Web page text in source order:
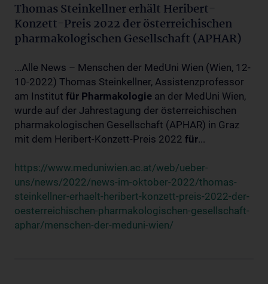
Thomas Steinkellner erhält Heribert-
Konzett-Preis 2022 der österreichischen
pharmakologischen Gesellschaft (APHAR)
...Alle News – Menschen der MedUni Wien (Wien, 12-
10-2022) Thomas Steinkellner, Assistenzprofessor
am Institut für Pharmakologie an der MedUni Wien,
wurde auf der Jahrestagung der österreichischen
pharmakologischen Gesellschaft (APHAR) in Graz
mit dem Heribert-Konzett-Preis 2022 für...
https://www.meduniwien.ac.at/web/ueber-
uns/news/2022/news-im-oktober-2022/thomas-
steinkellner-erhaelt-heribert-konzett-preis-2022-der-
oesterreichischen-pharmakologischen-gesellschaft-
aphar/menschen-der-meduni-wien/